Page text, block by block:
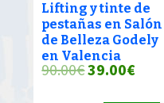
Lifting y tinte de
pestañas en Salón
de Belleza Godely
en Valencia
90.00€El
39.00€El